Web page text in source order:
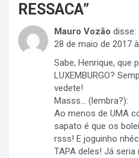
RESSACA”
Mauro Vozão disse:
28 de maio de 2017
Sabe, Henrique, que
LUXEMBURGO?
vedete!
Masss… (lembra?):
Ao menos de UMA
sapato é que os
rsss! E joguinho
TAPA deles! Já seria